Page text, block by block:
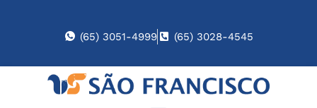
(65) 3051-4999 (65) 3028-4545